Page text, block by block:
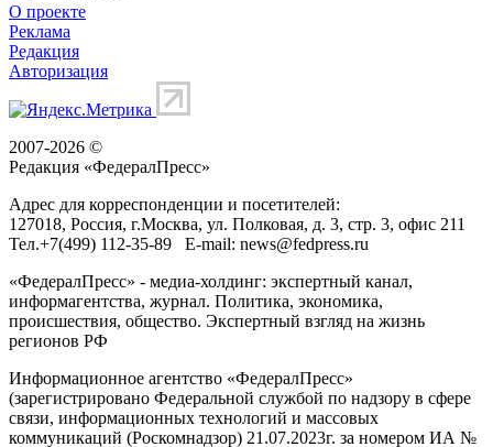
О проекте
Реклама
Редакция
Авторизация
2007-2026 ©
Редакция «ФедералПресс»
Адрес для корреспонденции и посетителей:
127018, Россия, г.Москва, ул. Полковая, д. 3, стр. 3, офис 211
Тел.+7(499) 112-35-89 E-mail: news@fedpress.ru
«ФедералПресс» - медиа-холдинг: экспертный канал,
информагентства, журнал. Политика, экономика,
происшествия, общество. Экспертный взгляд на жизнь
регионов РФ
Информационное агентство «ФедералПресс»
(зарегистрировано Федеральной службой по надзору в сфере
связи, информационных технологий и массовых
коммуникаций (Роскомнадзор) 21.07.2023г. за номером ИА №